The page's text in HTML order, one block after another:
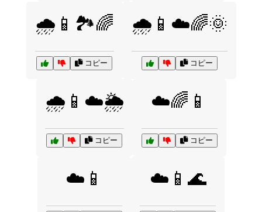
🌧️📱🏞️🌈
コピー
🌧️📱☁️🌈🌞
コピー
🌧️📱☁️🌦️
コピー
☁️🌈📱
コピー
☁️📱 ☁️📱🌊